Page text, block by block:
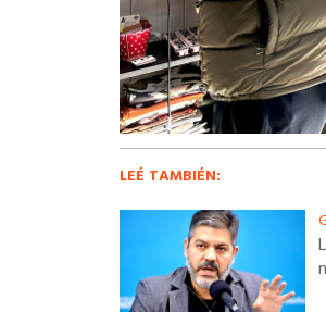
LEÉ TAMBIÉN: